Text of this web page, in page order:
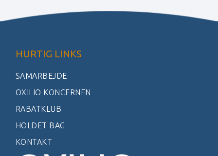
HURTIG LINKS
SAMARBEJDE
OXILIO KONCERNEN
RABATKLUB
HOLDET BAG
KONTAKT